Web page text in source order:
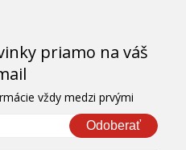
priamo na váš
vždy medzi prvými
Odoberať